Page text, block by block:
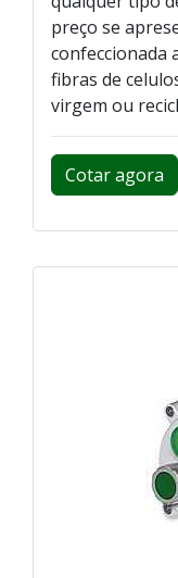
preço se
confeccionada
fibras de
virgem ou
Cotar agora